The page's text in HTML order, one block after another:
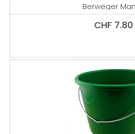
Berweger
CHF 7.80